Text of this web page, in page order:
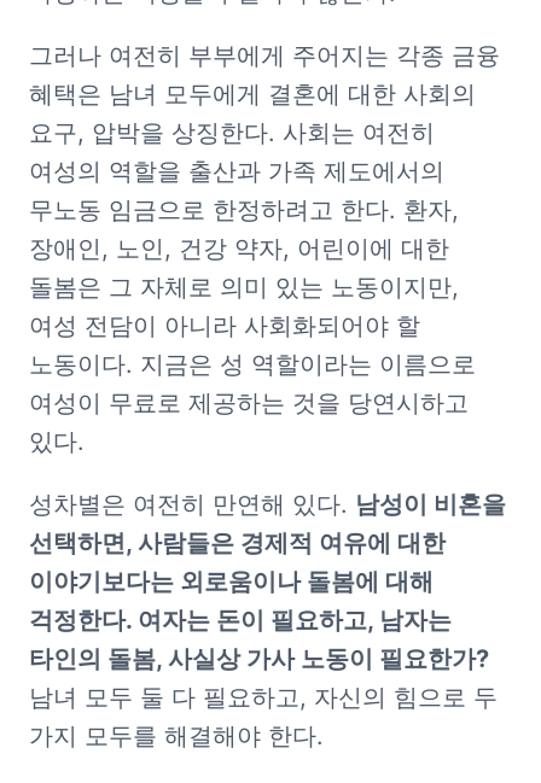
그러나 여전히 부부에게 주어지는 각종 금융
혜택은 남녀 모두에게 결혼에 대한 사회의
요구, 압박을 상징한다. 사회는 여전히
여성의 역할을 출산과 가족 제도에서의
무노동 임금으로 한정하려고 한다. 환자,
장애인, 노인, 건강 약자, 어린이에 대한
돌봄은 그 자체로 의미 있는 노동이지만,
여성 전담이 아니라 사회화되어야 할
노동이다. 지금은 성 역할이라는 이름으로
여성이 무료로 제공하는 것을 당연시하고
있다.
성차별은 여전히 만연해 있다. 남성이 비혼을
선택하면, 사람들은 경제적 여유에 대한
이야기보다는 외로움이나 돌봄에 대해
걱정한다. 여자는 돈이 필요하고, 남자는
타인의 돌봄, 사실상 가사 노동이 필요한가?
남녀 모두 둘 다 필요하고, 자신의 힘으로 두
가지 모두를 해결해야 한다.